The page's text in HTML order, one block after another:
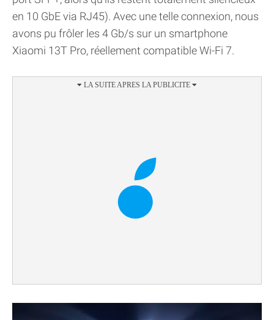
en 10 GbE via RJ45). Avec une telle connexion, nous
avons pu frôler les 4 Gb/s sur un smartphone
Xiaomi 13T Pro, réellement compatible Wi-Fi 7.